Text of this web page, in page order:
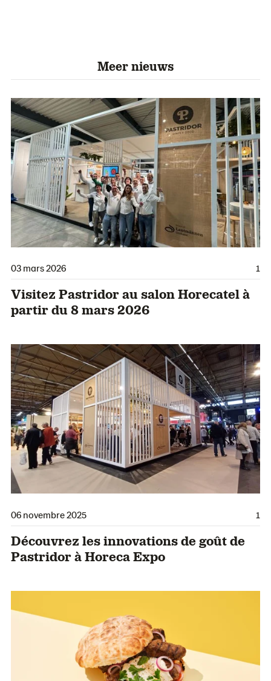
Meer nieuws
03 mars 2026 1
Visitez Pastridor au salon Horecatel à
partir du 8 mars 2026
06 novembre 2025 1
Découvrez les innovations de goût de
Pastridor à Horeca Expo